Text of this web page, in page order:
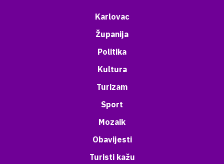
Karlovac
Županija
Politika
Kultura
Turizam
Sport
Mozaik
Obavijesti
Turisti kažu